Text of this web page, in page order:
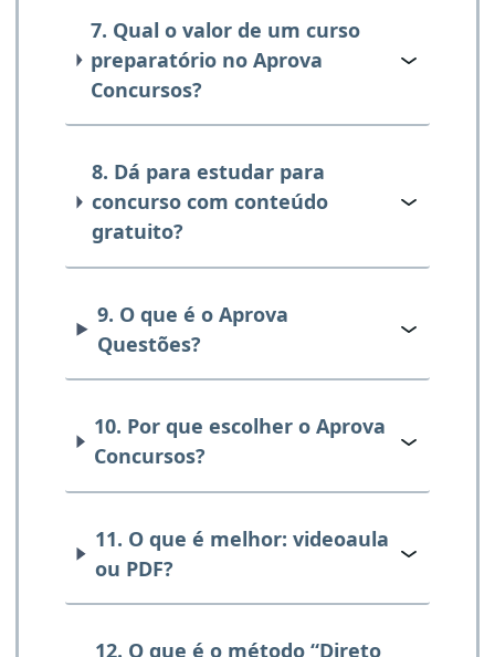
7. Qual o valor de um curso
preparatório no Aprova
Concursos?
8. Dá para estudar para
concurso com conteúdo
gratuito?
9. O que é o Aprova
Questões?
10. Por que escolher o Aprova
Concursos?
11. O que é melhor: videoaula
ou PDF?
12. O que é o método “Direto